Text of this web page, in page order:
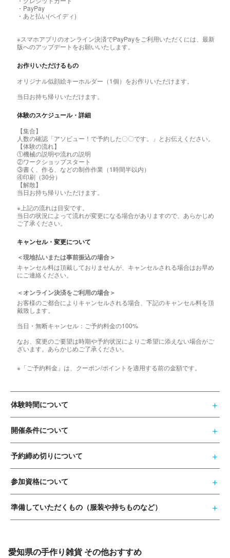
・PayPay
・あと払い(ペイディ)
※スマホアプリのオンライン決済でPayPayをご利用いただくには、最新
版へのアップデートをお願いいたします。
お作りいただけるもの
オリジナル似顔絵キーホルダー（1個）をお作りいただけます。
当日お持ち帰りいただけます。
体験のスケジュール・詳細
【集合】
人数の確認「アソビュー！で予約した〇〇です。」とお伝えください。
【体験の流れ】
①機械の説明や流れの説明
②ワークショップスタート
③書く、作る、などの制作作業（1時間半以内）
④印刷（30分）
【解散】
当日お持ち帰りいただけます。
※上記の流れは目安です。
当日の状況によって流れが変更になる場合がありますので、あらかじめ
ご了承ください。
キャンセル・変更について
＜現地払いまたは事前振込の場合＞
キャンセル料は頂戴しておりませんが、キャンセルされる場合はお早め
にご連絡ください。
＜オンライン決済をご利用の場合＞
お客様のご都合によりキャンセルされる場合、下記のキャンセル料を頂
戴致します。
当日・無断キャンセル：ご予約料金の100%
なお、変更のご要望は時期や予約状況によりご希望に添えない場合がご
ざいます。あらかじめご了承ください。
※「ご予約料金」は、クーポン/ポイントを適用する前の金額です。
体験時間について
開催条件について
予約締め切りについて
参加資格について
準備していただくもの（服装や持ちものなど）
愛知県の手作り雑貨 その他おすすめ